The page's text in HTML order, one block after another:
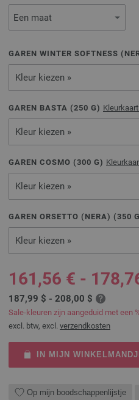
GAREN WINTER SOFTNESS
Kleur kiezen »
GAREN BASTA (250 G)
Kleur kiezen »
GAREN COSMO (300 G)
Kleur kiezen »
GAREN ORSETTO (NERA) (350
Kleur kiezen »
161,56 € -
187,99 $ - 208,00 $
Sale-kleuren zijn aangeduid met een
excl. btw, excl. verzendkosten
IN MIJN
Op mijn boodschappenlijstje